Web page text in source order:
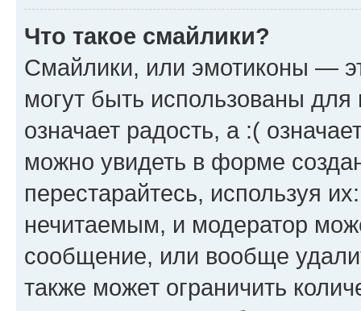
Что такое смайлики?
Смайлики, или эмотиконы —
могут быть использованы
означает радость, а :(
можно увидеть в форме
перестарайтесь, используя
нечитаемым, и модератор
сообщение, или вообще
также может ограничить